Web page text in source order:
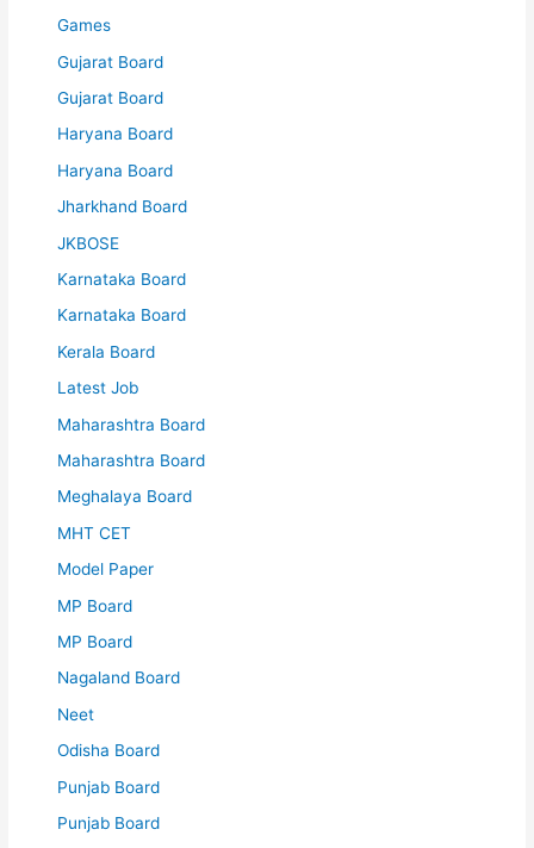
Games
Gujarat Board
Gujarat Board
Haryana Board
Haryana Board
Jharkhand Board
JKBOSE
Karnataka Board
Karnataka Board
Kerala Board
Latest Job
Maharashtra Board
Maharashtra Board
Meghalaya Board
MHT CET
Model Paper
MP Board
MP Board
Nagaland Board
Neet
Odisha Board
Punjab Board
Punjab Board